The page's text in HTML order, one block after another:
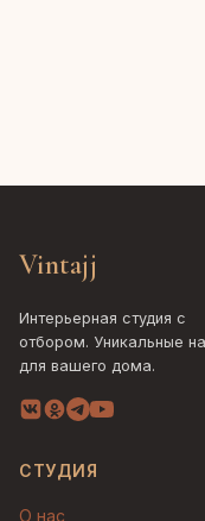
Vintajj
Интерьерная студия с
отбором. Уникальные
для вашего дома.
СТУДИЯ
О нас